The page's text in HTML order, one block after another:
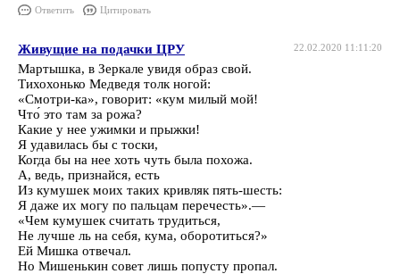
Ответить Цитировать
22.02.2020 11:11:20
Живущие на подачки ЦРУ
Мартышка, в Зеркале увидя образ свой.
Тихохонько Медведя толк ногой:
«Смотри-ка», говорит: «кум милый мой!
Что́ это там за рожа?
Какие у нее ужимки и прыжки!
Я удавилась бы с тоски,
Когда бы на нее хоть чуть была похожа.
А, ведь, признайся, есть
Из кумушек моих таких кривляк пять-шесть:
Я даже их могу по пальцам перечесть».—
«Чем кумушек считать трудиться,
Не лучше ль на себя, кума, оборотиться?»
Ей Мишка отвечал.
Но Мишенькин совет лишь попусту пропал.